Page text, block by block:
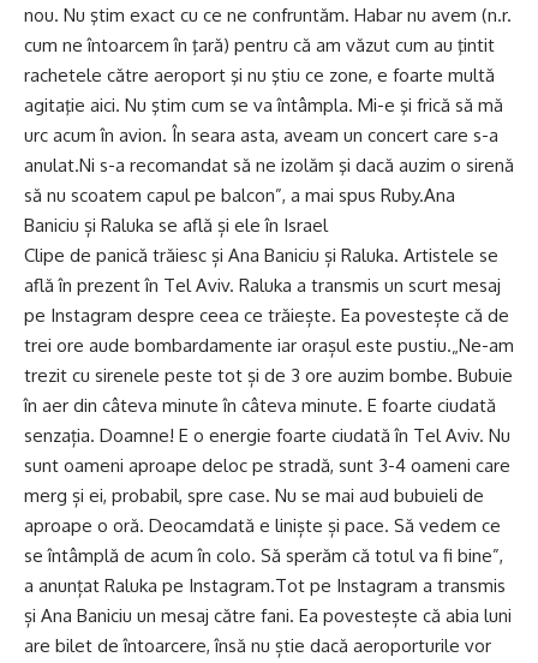
nou. Nu ştim exact cu ce ne confruntăm. Habar nu avem (n.r.
cum ne întoarcem în ţară) pentru că am văzut cum au ţintit
rachetele către aeroport şi nu ştiu ce zone, e foarte multă
agitaţie aici. Nu ştim cum se va întâmpla. Mi-e şi frică să mă
urc acum în avion. În seara asta, aveam un concert care s-a
anulat.Ni s-a recomandat să ne izolăm şi dacă auzim o sirenă
să nu scoatem capul pe balcon”, a mai spus Ruby.Ana
Baniciu și Raluka se află și ele în Israel
Clipe de panică trăiesc și Ana Baniciu și Raluka. Artistele se
află în prezent în Tel Aviv. Raluka a transmis un scurt mesaj
pe Instagram despre ceea ce trăiește. Ea povestește că de
trei ore aude bombardamente iar orașul este pustiu.„Ne-am
trezit cu sirenele peste tot și de 3 ore auzim bombe. Bubuie
în aer din câteva minute în câteva minute. E foarte ciudată
senzația. Doamne! E o energie foarte ciudată în Tel Aviv. Nu
sunt oameni aproape deloc pe stradă, sunt 3-4 oameni care
merg și ei, probabil, spre case. Nu se mai aud bubuieli de
aproape o oră. Deocamdată e liniște și pace. Să vedem ce
se întâmplă de acum în colo. Să sperăm că totul va fi bine”,
a anunțat Raluka pe Instagram.Tot pe Instagram a transmis
și Ana Baniciu un mesaj către fani. Ea povestește că abia luni
are bilet de întoarcere, însă nu știe dacă aeroporturile vor